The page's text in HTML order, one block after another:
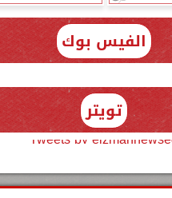
الفيس بوك
تويتر
Tweets by